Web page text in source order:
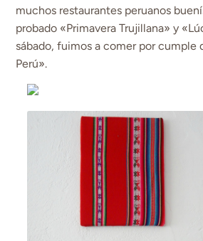
muchos restaurantes peruanos
probado «Primavera Trujillana» y
sábado, fuimos a comer por cumple
Perú».